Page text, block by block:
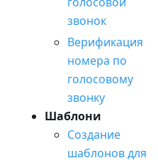
звонок
Верификация
номера по
голосовому
звонку
Шаблони
Создание
шаблонов для